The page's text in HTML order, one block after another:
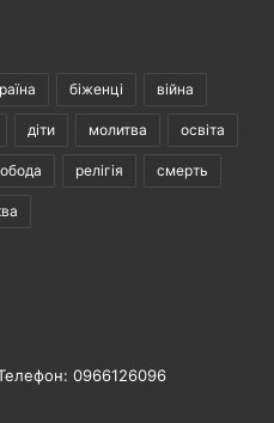
біженці війна
діти молитва освіта
релігія смерть
0966126096